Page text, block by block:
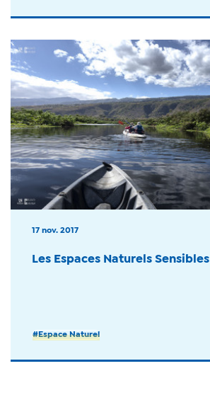
17 nov. 2017
Les Espaces Naturels Sensibles
#Espace Naturel